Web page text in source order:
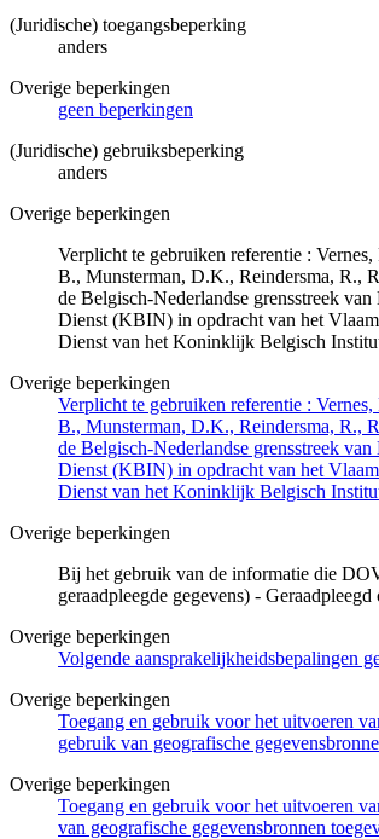
(Juridische) toegangsbeperking
anders
Overige beperkingen
geen beperkingen
(Juridische) gebruiksbeperking
anders
Overige beperkingen
Verplicht te gebruiken referentie :
B., Munsterman, D.K., Reindersma, R.,
de Belgisch-Nederlandse grensstreek
Dienst (KBIN) in opdracht van het
Dienst van het Koninklijk Belgisch
Overige beperkingen
Verplicht te gebruiken referentie :
B., Munsterman, D.K., Reindersma, R.,
de Belgisch-Nederlandse grensstreek
Dienst (KBIN) in opdracht van het
Dienst van het Koninklijk Belgisch
Overige beperkingen
Bij het gebruik van de informatie die
geraadpleegde gegevens) -
Overige beperkingen
Volgende aansprakelijkheidsbepalingen
Overige beperkingen
Toegang en gebruik voor het uitvoeren
gebruik van geografische
Overige beperkingen
Toegang en gebruik voor het uitvoeren
van geografische gegevensbronnen